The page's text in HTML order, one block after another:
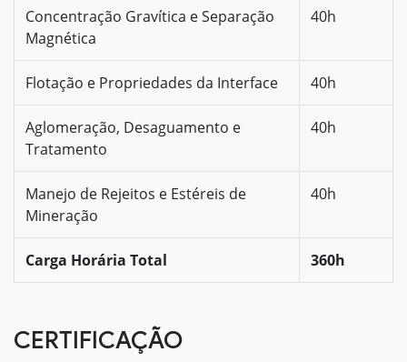
Concentração Gravítica e Separação
Magnética
40h
Flotação e Propriedades da Interface 40h
Aglomeração, Desaguamento e
Tratamento
40h
Manejo de Rejeitos e Estéreis de
Mineração
40h
Carga Horária Total 360h
CERTIFICAÇÃO